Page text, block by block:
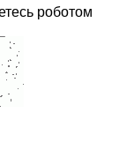
роботом